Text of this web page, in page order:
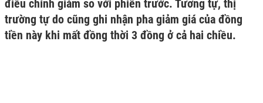
điều chỉnh giảm so với phiên trước. Tương tự, thị
trường tự do cũng ghi nhận pha giảm giá của đồng
tiền này khi mất đồng thời 3 đồng ở cả hai chiều.